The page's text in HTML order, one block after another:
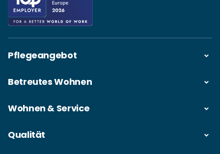
Pflegeangebot
Betreutes Wohnen
Wohnen & Service
Qualität